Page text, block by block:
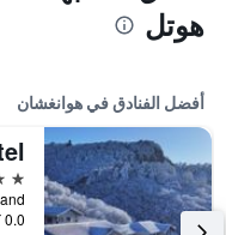
هوتل
أفضل الفنادق في هوانغشان
4 نجوم
0.0 كيلومتر عن وسط المدينة